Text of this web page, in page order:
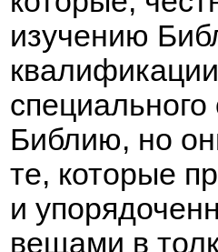
изучению
Библию, но
те, которые
и
вещами в